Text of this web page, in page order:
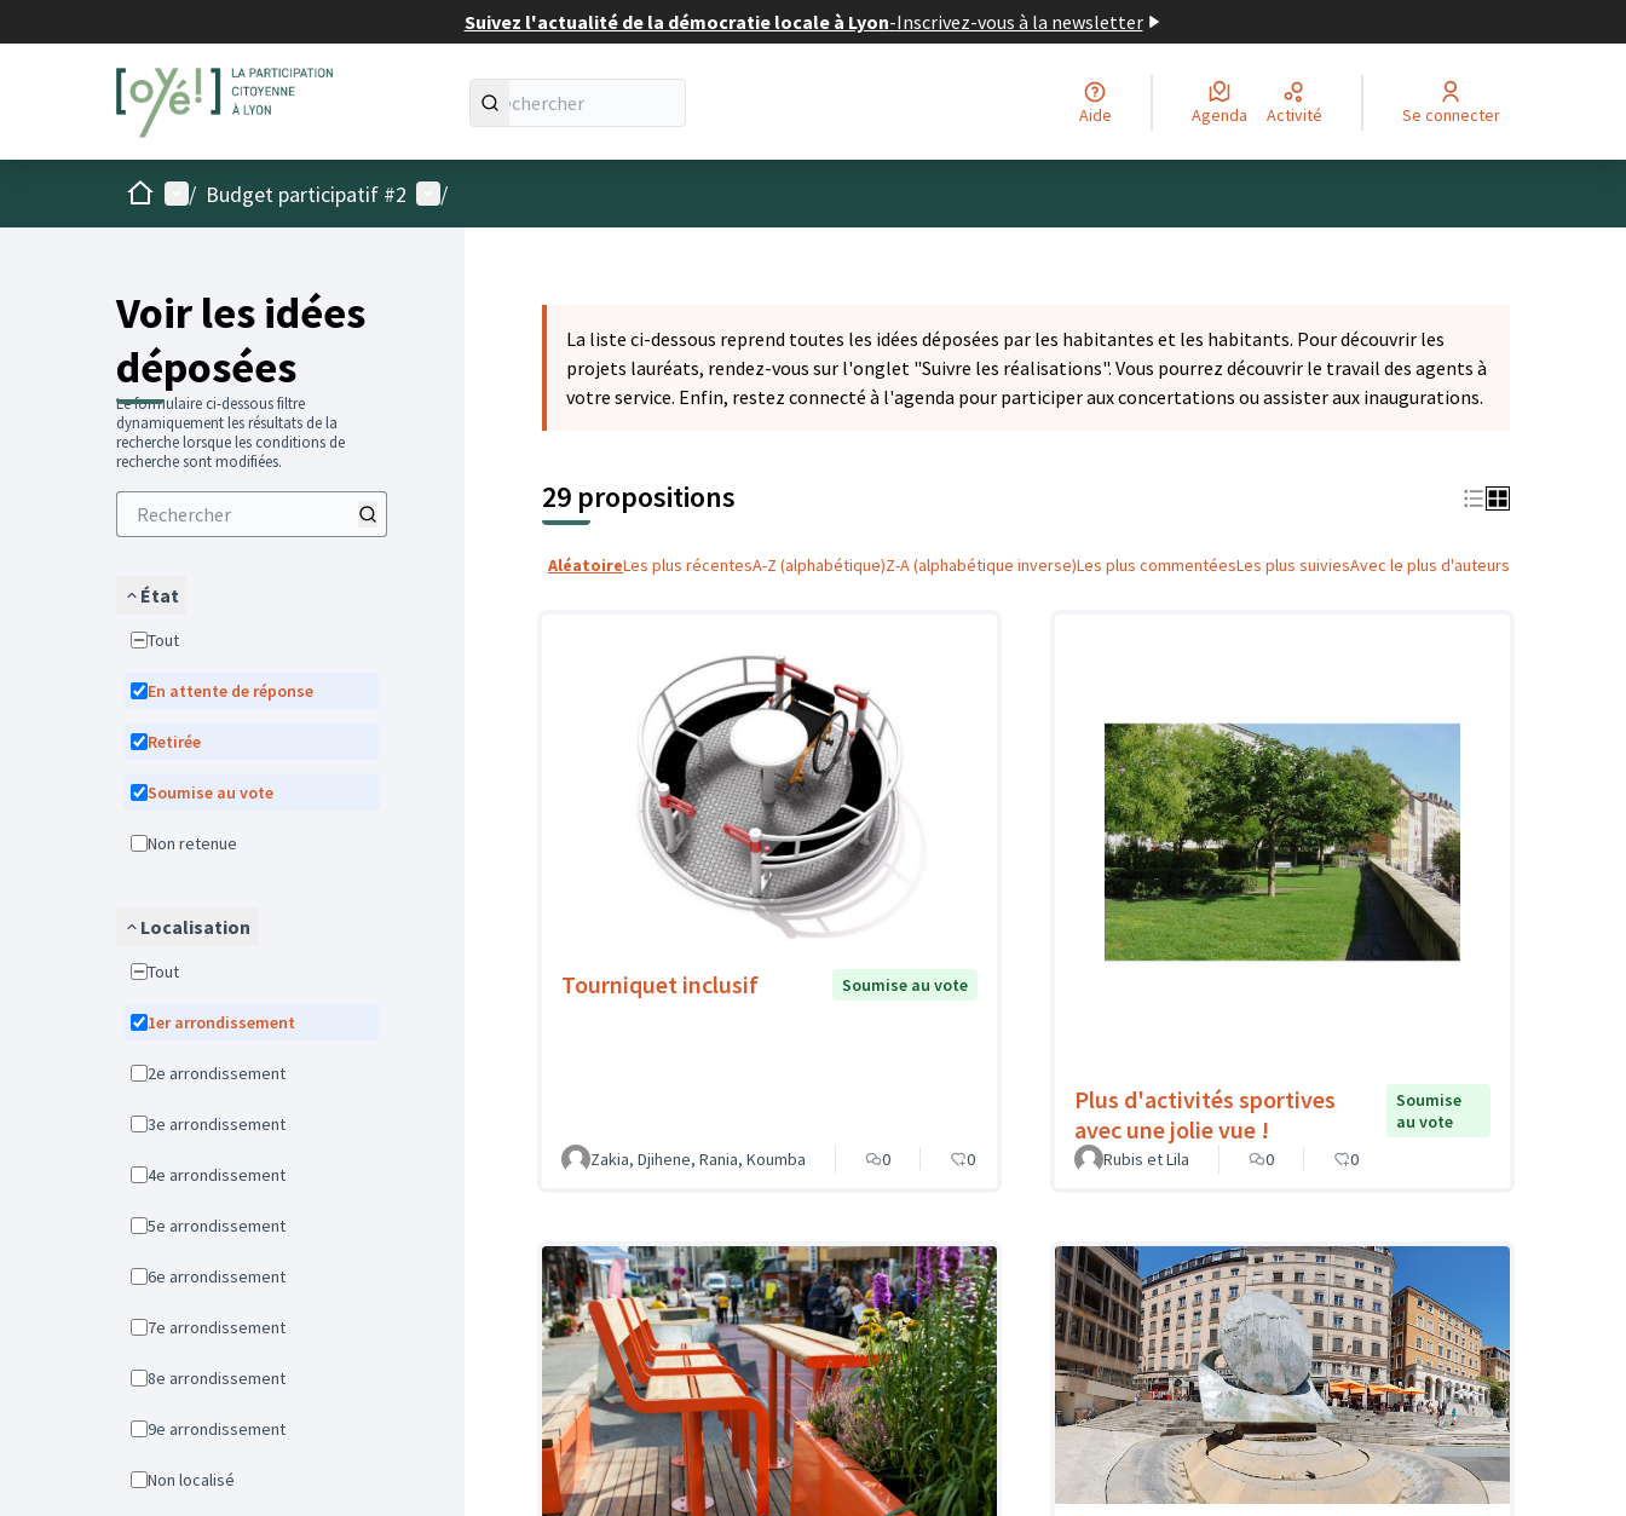
Suivez l'actualité de la démocratie locale à Lyon-Inscrivez-vous à la newsletter
Aide Agenda Activité Se connecter
AccueilMenu principal
/ Budget participatif #2 Menu utilisateur
/
Voir les idées
déposées
Le formulaire ci-dessous filtre
dynamiquement les résultats de la
recherche lorsque les conditions de
recherche sont modifiées.
État
Tout
En attente de réponse
Retirée
Soumise au vote
Non retenue
Localisation
Tout
1er arrondissement
2e arrondissement
3e arrondissement
4e arrondissement
5e arrondissement
6e arrondissement
7e arrondissement
8e arrondissement
9e arrondissement
Non localisé
La liste ci-dessous reprend toutes les idées déposées par les habitantes et les habitants. Pour découvrir les
projets lauréats, rendez-vous sur l'onglet "Suivre les réalisations". Vous pourrez découvrir le travail des agents à
votre service. Enfin, restez connecté à l'agenda pour participer aux concertations ou assister aux inaugurations.
29 propositions
AléatoireLes plus récentesA-Z (alphabétique)Z-A (alphabétique inverse)Les plus commentéesLes plus suiviesAvec le plus d'auteurs
Tourniquet inclusif Soumise au vote
Zakia, Djihene, Rania, Koumba 0 0
Plus d'activités sportives
avec une jolie vue !
Soumise
au vote
Rubis et Lila
0 0